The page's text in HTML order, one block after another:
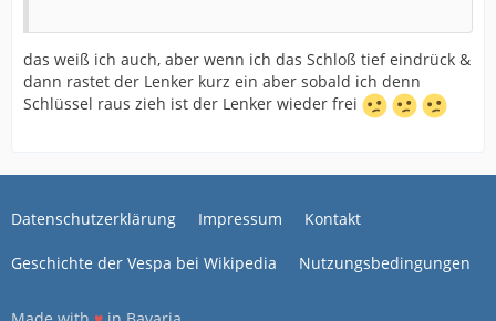
das weiß ich auch, aber wenn ich das Schloß tief eindrück &
dann rastet der Lenker kurz ein aber sobald ich denn
Schlüssel raus zieh ist der Lenker wieder frei
Datenschutzerklärung Impressum Kontakt
Geschichte der Vespa bei Wikipedia Nutzungsbedingungen